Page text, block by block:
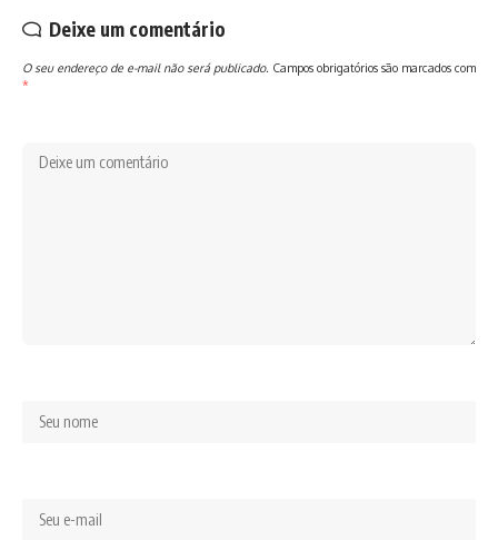
Deixe um comentário
O seu endereço de e-mail não será publicado. Campos obrigatórios são marcados com
*